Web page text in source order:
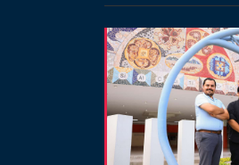
EXPERTOS